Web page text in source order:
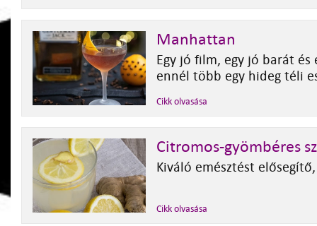
Manhattan
Egy jó film, egy jó barát és
ennél több egy hideg téli
Cikk olvasása
Citromos-gyömbéres
Kiváló emésztést
Cikk olvasása